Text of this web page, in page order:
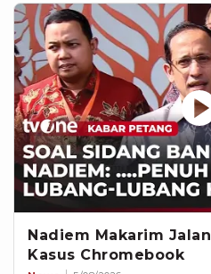
Nadiem Makarim
Kasus Chromebook